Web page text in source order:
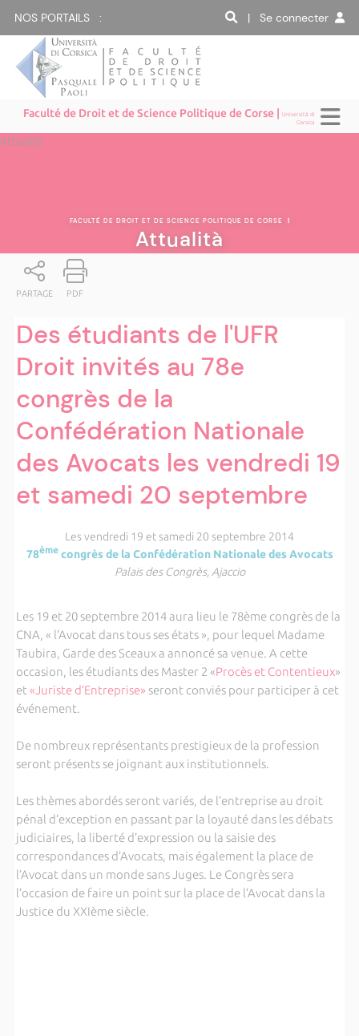
NOS PORTAILS : | Se connecter
Faculté de Droit et de Science Politique de Corse |Università di
Corsica
Attualità
FACULTÉ DE DROIT ET DE SCIENCE POLITIQUE DE CORSE |
Attualità
PARTAGE PDF
Des étudiants de l'UFR
Droit invités au 78e
congrès de la
Confédération Nationale
des Avocats les vendredi 19
et samedi 20 septembre
Les vendredi 19 et samedi 20 septembre 2014
78èmecongrès de la Confédération Nationale des Avocats
Palais des Congrès, Ajaccio
Les 19 et 20 septembre 2014 aura lieu le 78ème congrès de la
CNA, « l’Avocat dans tous ses états », pour lequel Madame
Taubira, Garde des Sceaux a annoncé sa venue. A cette
occasion, les étudiants des Master 2 «Procès et Contentieux»
et «Juriste d’Entreprise» seront conviés pour participer à cet
événement.
De nombreux représentants prestigieux de la profession
seront présents se joignant aux institutionnels.
Les thèmes abordés seront variés, de l’entreprise au droit
pénal d’exception en passant par la loyauté dans les débats
judiciaires, la liberté d’expression ou la saisie des
correspondances d’Avocats, mais également la place de
l’Avocat dans un monde sans Juges. Le Congrès sera
l’occasion de faire un point sur la place de l’Avocat dans la
Justice du XXIème siècle.